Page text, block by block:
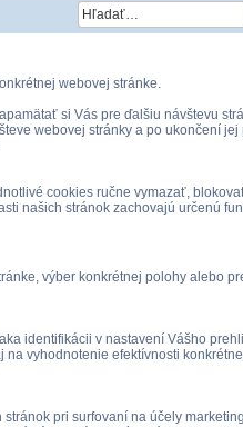
webovej stránke.
si Vás pre ďalšiu návštevu
webovej stránky a po ukončení
cookies ručne vymazať,
našich stránok zachovajú určenú
výber konkrétnej polohy alebo
identifikácii v nastavení Vášho
vyhodnotenie efektívnosti
pri surfovaní na účely